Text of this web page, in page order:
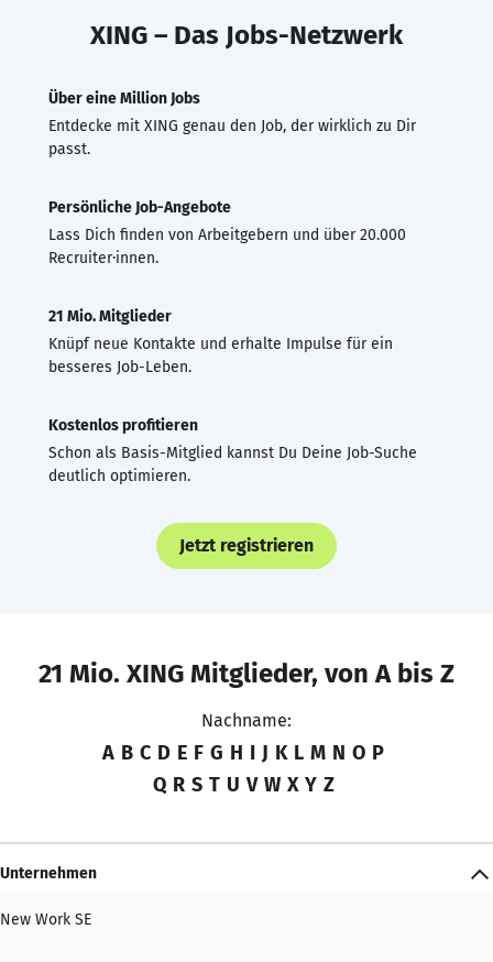
XING – Das Jobs-Netzwerk
Über eine Million Jobs
Entdecke mit XING genau den Job, der wirklich zu Dir
passt.
Persönliche Job-Angebote
Lass Dich finden von Arbeitgebern und über 20.000
Recruiter·innen.
21 Mio. Mitglieder
Knüpf neue Kontakte und erhalte Impulse für ein
besseres Job-Leben.
Kostenlos profitieren
Schon als Basis-Mitglied kannst Du Deine Job-Suche
deutlich optimieren.
Jetzt registrieren
21 Mio. XING Mitglieder, von A bis Z
Nachname:
A B C D E F G H I J K L M N O P
Q R S T U V W X Y Z
Unternehmen
New Work SE